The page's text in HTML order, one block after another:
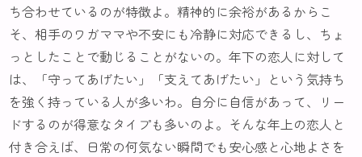
ち合わせているのが特徴よ。精神的に余裕があるからこ
そ、相手のワガママや不安にも冷静に対応できるし、ちょ
っとしたことで動じることがないの。年下の恋人に対して
は、「守ってあげたい」「支えてあげたい」という気持ち
を強く持っている人が多いわ。自分に自信があって、リー
ドするのが得意なタイプも多いのよ。そんな年上の恋人と
付き合えば、日常の何気ない瞬間でも安心感と心地よさを